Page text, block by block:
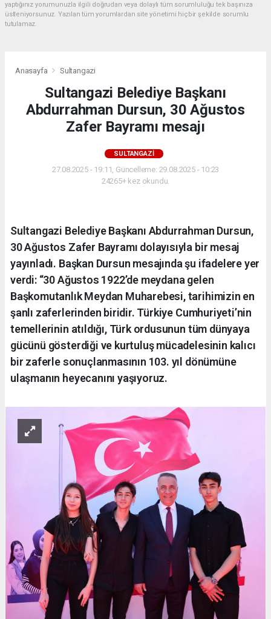
yaptığınız yorumunuzla ilgili doğrudan veya dolaylı tüm sorumluluğu tek başınıza
üstleniyorsunuz. Yazılan tüm yorumlardan site yönetimi hiçbir şekilde sorumlu
tutulamaz.
Anasayfa Sultangazi
Sultangazi Belediye Başkanı
Abdurrahman Dursun, 30 Ağustos
Zafer Bayramı mesajı
SULTANGAZI
27.08.2025 - 19:11, Güncelleme: 29.08.2025 - 10:23
24265+ kez okundu.
Sultangazi Belediye Başkanı Abdurrahman Dursun,
30 Ağustos Zafer Bayramı dolayısıyla bir mesaj
yayınladı. Başkan Dursun mesajında şu ifadelere yer
verdi: “30 Ağustos 1922’de meydana gelen
Başkomutanlık Meydan Muharebesi, tarihimizin en
şanlı zaferlerinden biridir. Türkiye Cumhuriyeti’nin
temellerinin atıldığı, Türk ordusunun tüm dünyaya
gücünü gösterdiği ve kurtuluş mücadelesinin kalıcı
bir zaferle sonuçlanmasının 103. yıl dönümüne
ulaşmanın heyecanını yaşıyoruz.